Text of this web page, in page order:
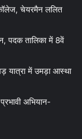
चेयरमैन ललित
पदक तालिका में 8वें
यात्रा में उमड़ा आस्था
अभियान-